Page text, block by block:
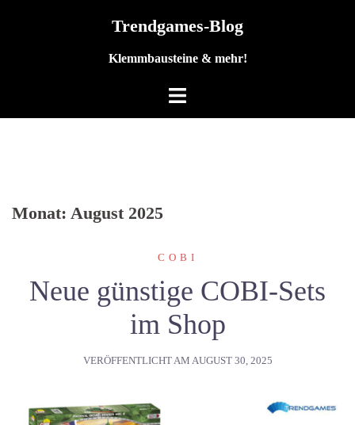
Trendgames-Blog
Klemmbausteine & mehr!
Monat: August 2025
COBI
Neue günstige COBI-Sets
im Shop
VERÖFFENTLICHT AM AUGUST 30, 2025